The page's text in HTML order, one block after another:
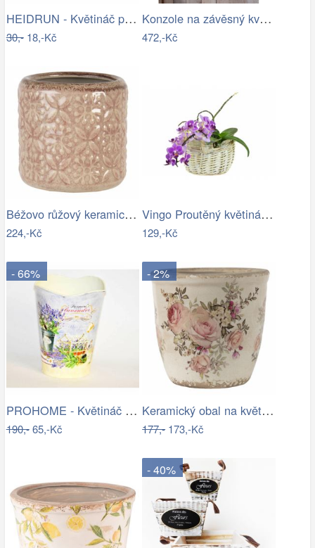
HEIDRUN - Květináč plast 13x13cm různé…
30,-18,-Kč
Konzole na závěsný květináč - IS
472,-Kč
Béžovo růžový keramický květináč se…
224,-Kč
Vingo Proutěný květináč košíček s…
129,-Kč
- 66%
PROHOME - Květináč kulatý vysoký…
190,-65,-Kč
- 2%
Keramický obal na květináč s růžemi…
177,-173,-Kč
- 40%